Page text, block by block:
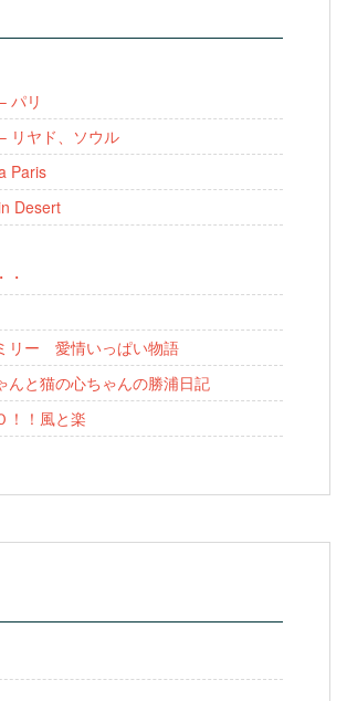
パリ
リヤド、ソウル
Paris
Desert
・
リー 愛情いっぱい物語
んと猫の心ちゃんの勝浦日記
！！風と楽